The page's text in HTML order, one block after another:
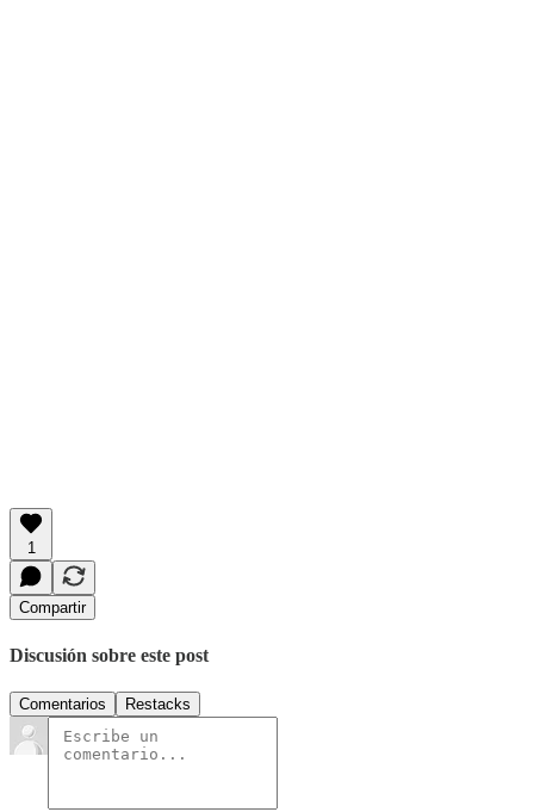
1
Compartir
Discusión sobre este post
Comentarios Restacks